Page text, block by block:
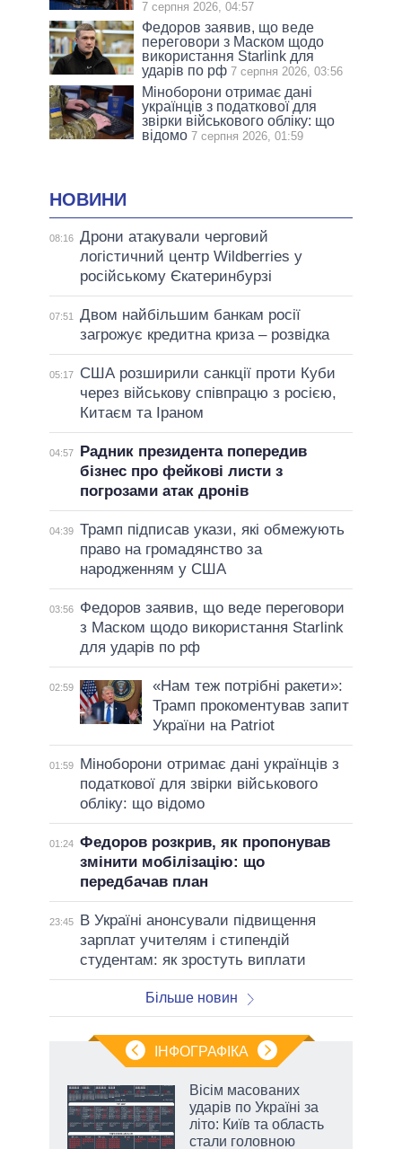
7 серпня 2026, 04:57
Федоров заявив, що веде
переговори з Маском щодо
використання Starlink для
ударів по рф 7 серпня 2026, 03:56
Міноборони отримає дані
українців з податкової для
звірки військового обліку: що
відомо 7 серпня 2026, 01:59
НОВИНИ
08:16 Дрони атакували черговий
логістичний центр Wildberries у
російському Єкатеринбурзі
07:51
Двом найбільшим банкам росії
загрожує кредитна криза – розвідка
05:17
США розширили санкції проти Куби
через військову співпрацю з росією,
Китаєм та Іраном
04:57
Радник президента попередив
бізнес про фейкові листи з
погрозами атак дронів
04:39 Трамп підписав укази, які обмежують
право на громадянство за
народженням у США
03:56
Федоров заявив, що веде переговори
з Маском щодо використання Starlink
для ударів по рф
02:59
«Нам теж потрібні ракети»:
Трамп прокоментував запит
України на Patriot
01:59
Міноборони отримає дані українців з
податкової для звірки військового
обліку: що відомо
01:24 Федоров розкрив, як пропонував
змінити мобілізацію: що
передбачав план
23:45
В Україні анонсували підвищення
зарплат учителям і стипендій
студентам: як зростуть виплати
Більше новин
ІНФОГРАФІКА
Вісім масованих
ударів по Україні за
літо: Київ та область
стали головною